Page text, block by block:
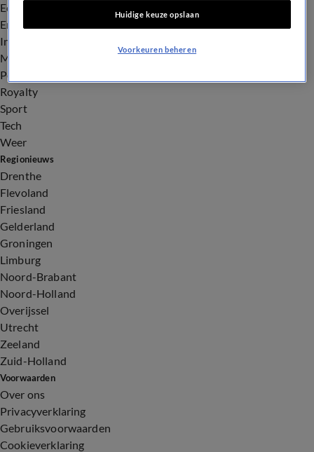
Economie
Entertainment
Infrastructuur
Milieu en Gezondheid
Politiek
Royalty
Sport
Tech
Weer
Regionieuws
Drenthe
Flevoland
Friesland
Gelderland
Groningen
Limburg
Noord-Brabant
Noord-Holland
Overijssel
Utrecht
Zeeland
Zuid-Holland
Voorwaarden
Over ons
Privacyverklaring
Gebruiksvoorwaarden
Cookieverklaring
Huidige keuze opslaan
Voorkeuren beheren